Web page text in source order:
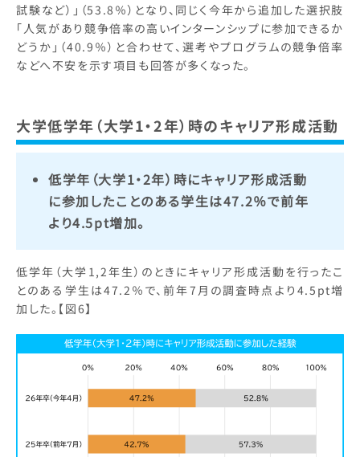
試験など）」（53.8％）となり、同じく今年から追加した選択肢
「人気があり競争倍率の高いインターンシップに参加できるか
どうか」（40.9％）と合わせて、選考やプログラムの競争倍率
などへ不安を示す項目も回答が多くなった。
大学低学年（大学1・2年）時のキャリア形成活動
低学年（大学1・2年）時にキャリア形成活動
に参加したことのある学生は47.2％で前年
より4.5pt増加。
低学年（大学1,2年生）のときにキャリア形成活動を行ったこ
とのある学生は47.2％で、前年7月の調査時点より4.5pt増
加した。【図6】